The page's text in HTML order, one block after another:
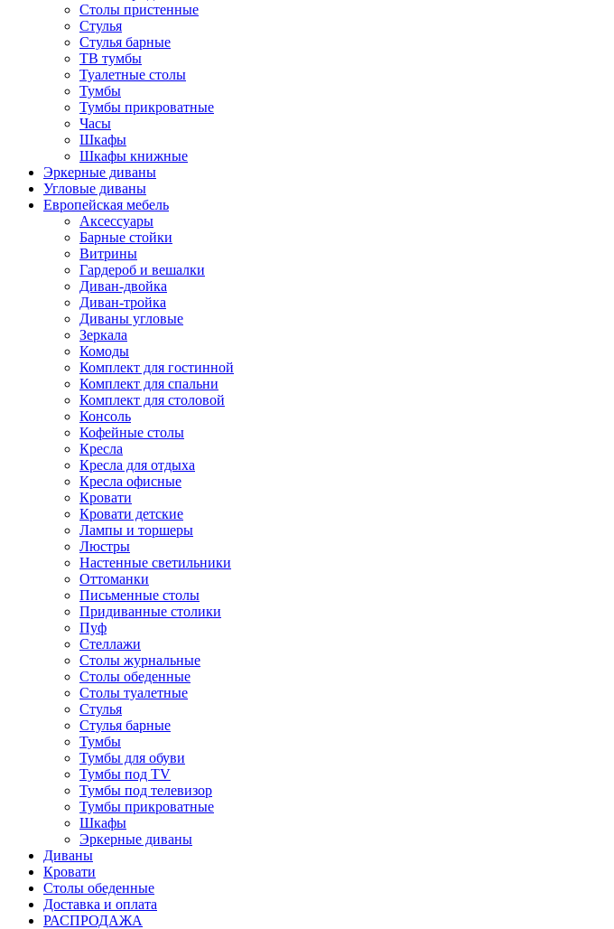
Столы пристенные
Стулья
Стулья барные
ТВ тумбы
Туалетные столы
Тумбы
Тумбы прикроватные
Часы
Шкафы
Шкафы книжные
Эркерные диваны
Угловые диваны
Европейская мебель
Аксессуары
Барные стойки
Витрины
Гардероб и вешалки
Диван-двойка
Диван-тройка
Диваны угловые
Зеркала
Комоды
Комплект для гостинной
Комплект для спальни
Комплект для столовой
Консоль
Кофейные столы
Кресла
Кресла для отдыха
Кресла офисные
Кровати
Кровати детские
Лампы и торшеры
Люстры
Настенные светильники
Оттоманки
Письменные столы
Придиванные столики
Пуф
Стеллажи
Столы журнальные
Столы обеденные
Столы туалетные
Стулья
Стулья барные
Тумбы
Тумбы для обуви
Тумбы под TV
Тумбы под телевизор
Тумбы прикроватные
Шкафы
Эркерные диваны
Диваны
Кровати
Столы обеденные
Доставка и оплата
РАСПРОДАЖА